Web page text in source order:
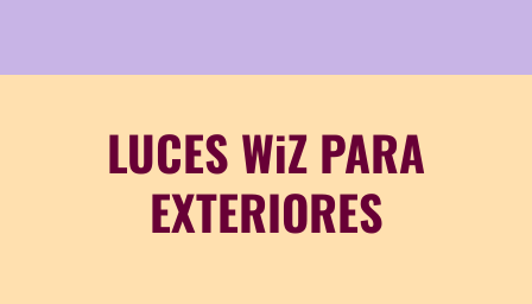
LUCES WiZ PARA
EXTERIORES